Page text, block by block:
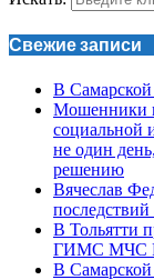
Свежие записи
В Самарской
Мошенники
социальной
не один
решению
Вячеслав
В Тольятти
ГИМС МЧС
В Самарской